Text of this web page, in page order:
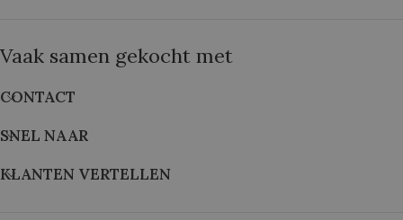
Vaak samen gekocht met
CONTACT
SNEL NAAR
KLANTEN VERTELLEN